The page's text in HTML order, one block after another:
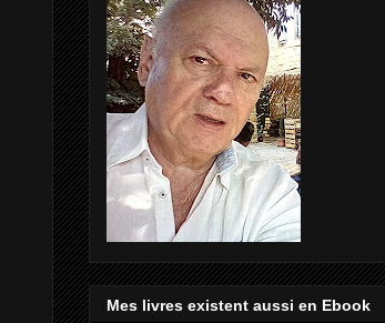
Mes livres existent aussi en Ebook